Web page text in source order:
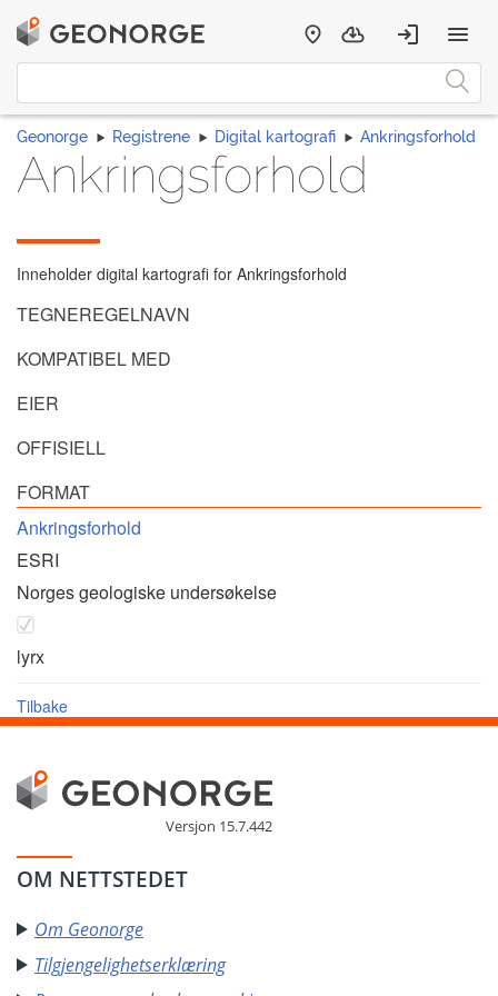
Geonorge Registrene Digital kartografi Ankringsforhold
Ankringsforhold
Inneholder digital kartografi for Ankringsforhold
TEGNEREGELNAVN
KOMPATIBEL MED
EIER
OFFISIELL
FORMAT
Ankringsforhold
ESRI
Norges geologiske undersøkelse
lyrx
Tilbake